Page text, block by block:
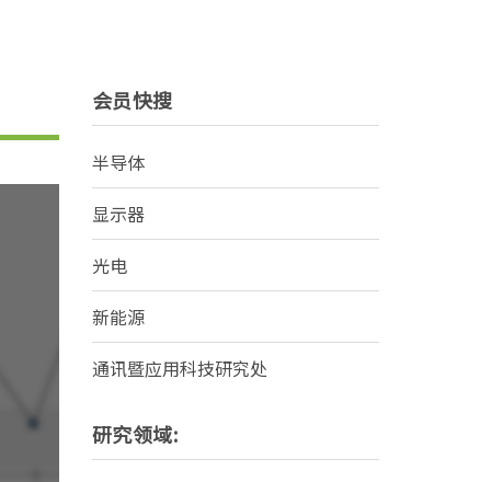
会员快搜
半导体
显示器
光电
新能源
通讯暨应用科技研究处
研究领域: